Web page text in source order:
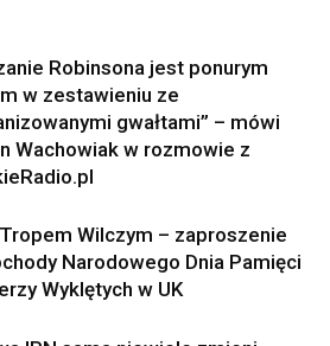
Robinsona jest ponurym
w zestawieniu ze
gwałtami” – mówi
Wachowiak w rozmowie z
Wilczym – zaproszenie
Narodowego Dnia Pamięci
Wyklętych w UK